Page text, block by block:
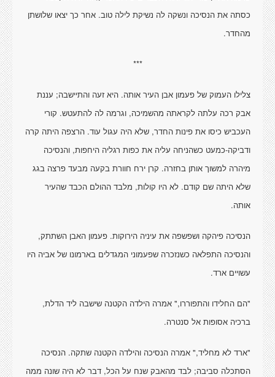
כסתה את הנסיכה ונשקה לה נשיקת לילה טוב. אחר כך יצאו שלושתן
מהחדר.
***
צלילו העמוק של פעמון אבן העיר אותה. היא זעה והתיישבה; עננת
אבק רכה עלתה לקראתה מהשמיכה, וגרמה לה להתעטש. קורי
העכביש כיסו את פינות החדר, שלא היה עגול עוד. הרצפה היתה קרה
ודביקה-כמעט כשהניחה עליה את כפות רגליה היחפות, והנסיכה
מיהרה למשוך אותן בחזרה. קרן ירח חוורת בקעה מבעד פרצה בגג
שלא היתה שם קודם. לא היו קולות, מלבד ההולם הכבד שהעיר
אותה.
הנסיכה פיהקה ושפשפה את עיניה הירוקות. פעמון האבן השתתק,
והנסיכה התפלאה כשנזכרה שפעמוני המגדלים בארמונו של אביה היו
עשויים ארד.
"הם החלידו והתפוררו," אמרה הילדה הקטנה שישבה ליד הדלת,
ברכיה אסופות אל סנטרה.
"ארד לא מחליד," אמרה הנסיכה והילדה הקטנה שתקה. הנסיכה
הסתכלה סביבה; לבד מהאבק שנח על הכל, דבר לא היה שונה ממה